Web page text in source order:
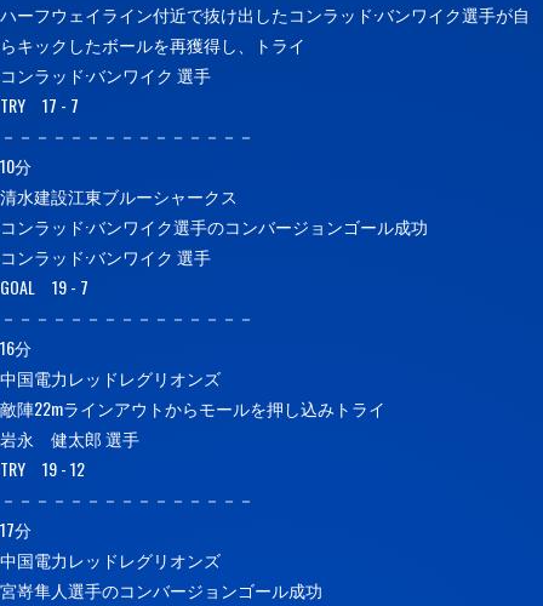
ハーフウェイライン付近で抜け出したコンラッド·バンワイク選手が自
らキックしたボールを再獲得し、トライ
コンラッド·バンワイク 選手
TRY 17 - 7
－－－－－－－－－－－－－－－
10分
清水建設江東ブルーシャークス
コンラッド·バンワイク選手のコンバージョンゴール成功
コンラッド·バンワイク 選手
GOAL 19 - 7
－－－－－－－－－－－－－－－
16分
中国電力レッドレグリオンズ
敵陣22mラインアウトからモールを押し込みトライ
岩永 健太郎 選手
TRY 19 - 12
－－－－－－－－－－－－－－－
17分
中国電力レッドレグリオンズ
宮嵜隼人選手のコンバージョンゴール成功